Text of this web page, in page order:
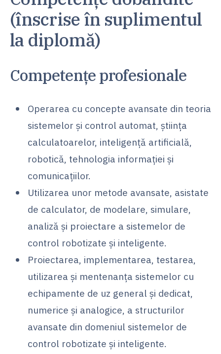
(înscrise în suplimentul
la diplomă)
Competențe profesionale
Operarea cu concepte avansate din teoria
sistemelor şi control automat, ştiinţa
calculatoarelor, inteligență artificială,
robotică, tehnologia informaţiei şi
comunicaţiilor.
Utilizarea unor metode avansate, asistate
de calculator, de modelare, simulare,
analiză şi proiectare a sistemelor de
control robotizate și inteligente.
Proiectarea, implementarea, testarea,
utilizarea şi mentenanţa sistemelor cu
echipamente de uz general și dedicat,
numerice şi analogice, a structurilor
avansate din domeniul sistemelor de
control robotizate și inteligente.